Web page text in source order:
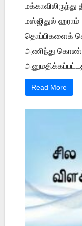
மக்காவிலிருந்து
மஸ்ஜிதுல் ஹராம்
தொப்பிகளைக்
அணிந்து
Read More